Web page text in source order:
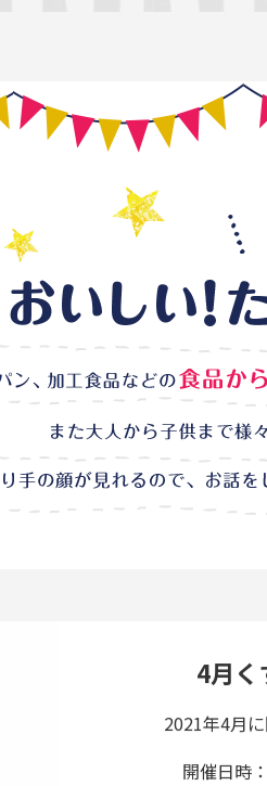
4月く
2021年4月
開催日時